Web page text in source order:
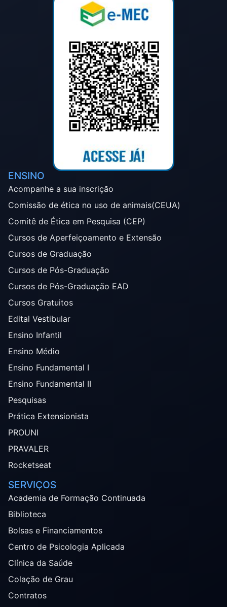
ENSINO
Acompanhe a sua inscrição
Comissão de ética no uso de animais(CEUA)
Comitê de Ética em Pesquisa (CEP)
Cursos de Aperfeiçoamento e Extensão
Cursos de Graduação
Cursos de Pós-Graduação
Cursos de Pós-Graduação EAD
Cursos Gratuitos
Edital Vestibular
Ensino Infantil
Ensino Médio
Ensino Fundamental I
Ensino Fundamental II
Pesquisas
Prática Extensionista
PROUNI
PRAVALER
Rocketseat
SERVIÇOS
Academia de Formação Continuada
Biblioteca
Bolsas e Financiamentos
Centro de Psicologia Aplicada
Clínica da Saúde
Colação de Grau
Contratos